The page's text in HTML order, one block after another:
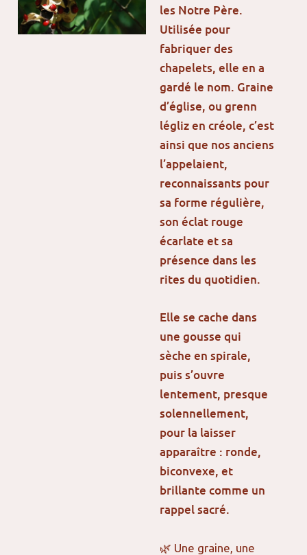
les Notre Père.
Utilisée pour
fabriquer des
chapelets, elle en a
gardé le nom. Graine
d’église, ou grenn
légliz en créole, c’est
ainsi que nos anciens
l’appelaient,
reconnaissants pour
sa forme régulière,
son éclat rouge
écarlate et sa
présence dans les
rites du quotidien.
Elle se cache dans
une gousse qui
sèche en spirale,
puis s’ouvre
lentement, presque
solennellement,
pour la laisser
apparaître : ronde,
biconvexe, et
brillante comme un
rappel sacré.
🌿 Une graine, une